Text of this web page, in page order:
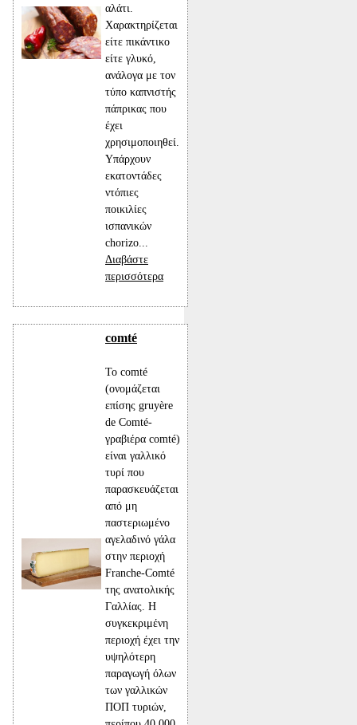
αλάτι.
Χαρακτηρίζεται
είτε πικάντικο
είτε γλυκό,
ανάλογα με τον
τύπο καπνιστής
πάπρικας που
έχει
χρησιμοποιηθεί.
Υπάρχουν
εκατοντάδες
ντόπιες
ποικιλίες
ισπανικών
chorizo...
Διαβάστε
περισσότερα
comté
Το comté
(ονομάζεται
επίσης gruyère
de Comté-
γραβιέρα comté)
είναι γαλλικό
τυρί που
παρασκευάζεται
από μη
παστεριωμένο
αγελαδινό γάλα
στην περιοχή
Franche-Comté
της ανατολικής
Γαλλίας. Η
συγκεκριμένη
περιοχή έχει την
υψηλότερη
παραγωγή όλων
των γαλλικών
ΠΟΠ τυριών,